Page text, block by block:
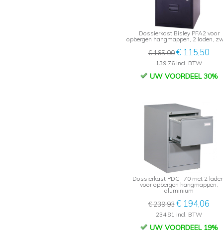
Dossierkast Bisley PFA2 voor
opbergen hangmappen, 2 laden,
€ 165,00€ 115,50
139,76 incl. BTW
UW VOORDEEL 30%
Dossierkast PDC -70 met 2
voor opbergen hangmappen,
aluminium
€ 239,93€ 194,06
234,81 incl. BTW
UW VOORDEEL 19%